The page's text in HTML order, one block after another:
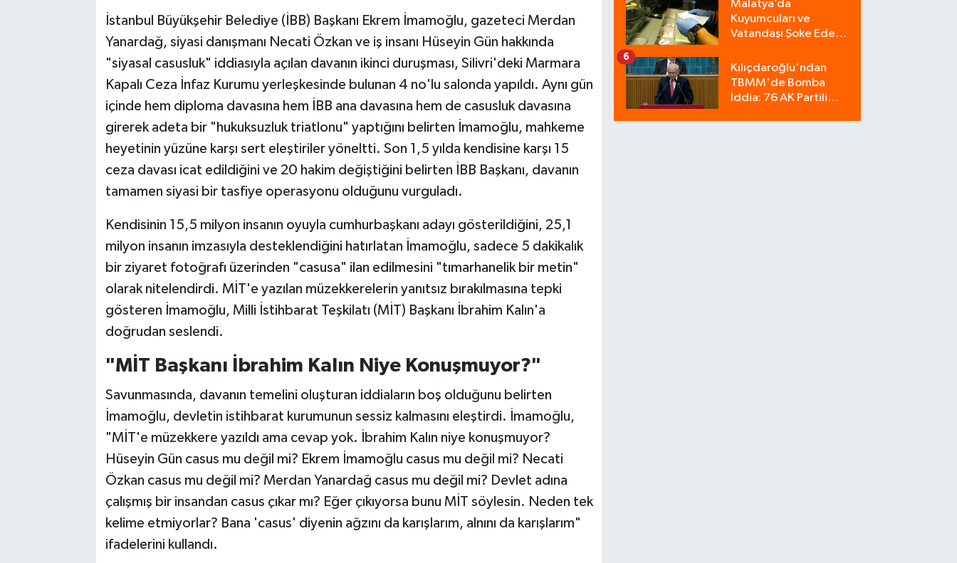
İstanbul Büyükşehir Belediye (İBB) Başkanı Ekrem İmamoğlu, gazeteci Merdan
Yanardağ, siyasi danışmanı Necati Özkan ve iş insanı Hüseyin Gün hakkında
"siyasal casusluk" iddiasıyla açılan davanın ikinci duruşması, Silivri'deki Marmara
Kapalı Ceza İnfaz Kurumu yerleşkesinde bulunan 4 no'lu salonda yapıldı. Aynı gün
içinde hem diploma davasına hem İBB ana davasına hem de casusluk davasına
girerek adeta bir "hukuksuzluk triatlonu" yaptığını belirten İmamoğlu, mahkeme
heyetinin yüzüne karşı sert eleştiriler yöneltti. Son 1,5 yılda kendisine karşı 15
ceza davası icat edildiğini ve 20 hakim değiştiğini belirten İBB Başkanı, davanın
tamamen siyasi bir tasfiye operasyonu olduğunu vurguladı.
Kendisinin 15,5 milyon insanın oyuyla cumhurbaşkanı adayı gösterildiğini, 25,1
milyon insanın imzasıyla desteklendiğini hatırlatan İmamoğlu, sadece 5 dakikalık
bir ziyaret fotoğrafı üzerinden "casusa" ilan edilmesini "tımarhanelik bir metin"
olarak nitelendirdi. MİT'e yazılan müzekkerelerin yanıtsız bırakılmasına tepki
gösteren İmamoğlu, Milli İstihbarat Teşkilatı (MİT) Başkanı İbrahim Kalın'a
doğrudan seslendi.
"MİT Başkanı İbrahim Kalın Niye Konuşmuyor?"
Savunmasında, davanın temelini oluşturan iddiaların boş olduğunu belirten
İmamoğlu, devletin istihbarat kurumunun sessiz kalmasını eleştirdi. İmamoğlu,
"MİT'e müzekkere yazıldı ama cevap yok. İbrahim Kalın niye konuşmuyor?
Hüseyin Gün casus mu değil mi? Ekrem İmamoğlu casus mu değil mi? Necati
Özkan casus mu değil mi? Merdan Yanardağ casus mu değil mi? Devlet adına
çalışmış bir insandan casus çıkar mı? Eğer çıkıyorsa bunu MİT söylesin. Neden tek
kelime etmiyorlar? Bana 'casus' diyenin ağzını da karışlarım, alnını da karışlarım"
ifadelerini kullandı.
Malatya’da
Kuyumcuları ve
Vatandaşı Şoke Eden
Milyonluk Tuzağı Polis
Bozdu!
Kılıçdaroğlu'ndan
TBMM'de Bomba
İddia: 76 AK Partili
6